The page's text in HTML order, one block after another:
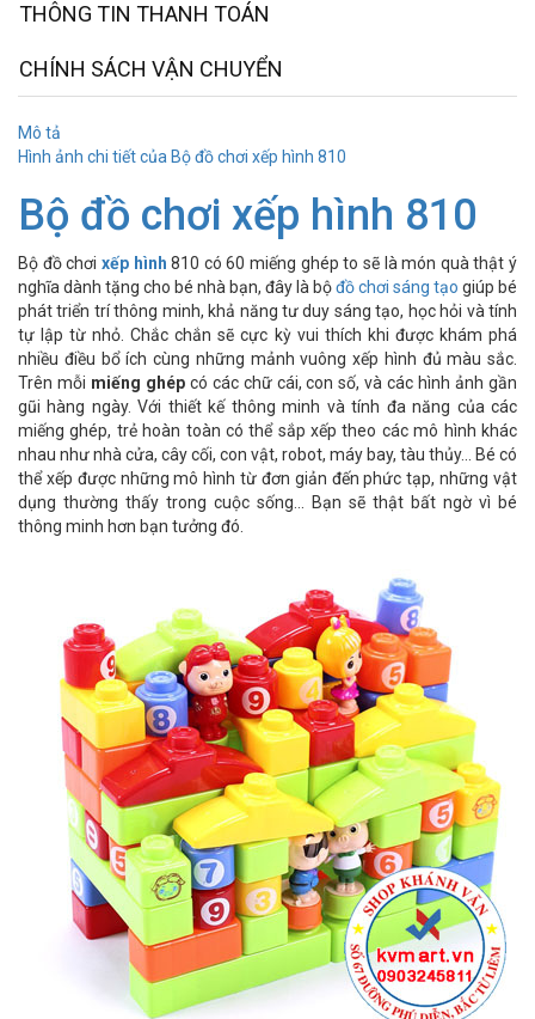
THÔNG TIN THANH TOÁN
CHÍNH SÁCH VẬN CHUYỂN
Mô tả
Hình ảnh chi tiết của Bộ đồ chơi xếp hình 810
Bộ đồ chơi xếp hình 810
Bộ đồ chơi xếp hình 810 có 60 miếng ghép to sẽ là món quà thật ý
nghĩa dành tặng cho bé nhà bạn, đây là bộđồ chơi sáng tạo giúp bé
phát triển trí thông minh, khả năng tư duy sáng tạo, học hỏi và tính
tự lập từ nhỏ. Chắc chắn sẽ cực kỳ vui thích khi được khám phá
nhiều điều bổ ích cùng những mảnh vuông xếp hình đủ màu sắc.
Trên mỗi miếng ghépcó các chữ cái, con số, và các hình ảnh gần
gũi hàng ngày. Với thiết kế thông minh và tính đa năng của các
miếng ghép, trẻ hoàn toàn có thể sắp xếp theo các mô hình khác
nhau như nhà cửa, cây cối, con vật, robot, máy bay, tàu thủy... Bé có
thể xếp được những mô hình từ đơn giản đến phức tạp, những vật
dụng thường thấy trong cuộc sống... Bạn sẽ thật bất ngờ vì bé
thông minh hơn bạn tưởng đó.